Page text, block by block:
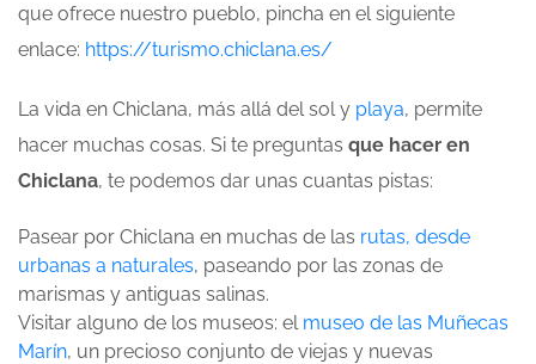
que ofrece nuestro pueblo, pincha en el siguiente
enlace: https://turismo.chiclana.es/
La vida en Chiclana, más allá del sol y playa, permite
hacer muchas cosas. Si te preguntas que hacer en
Chiclana, te podemos dar unas cuantas pistas:
Pasear por Chiclana en muchas de las rutas, desde
urbanas a naturales, paseando por las zonas de
marismas y antiguas salinas.
Visitar alguno de los museos: elmuseo de las Muñecas
Marín, un precioso conjunto de viejas y nuevas